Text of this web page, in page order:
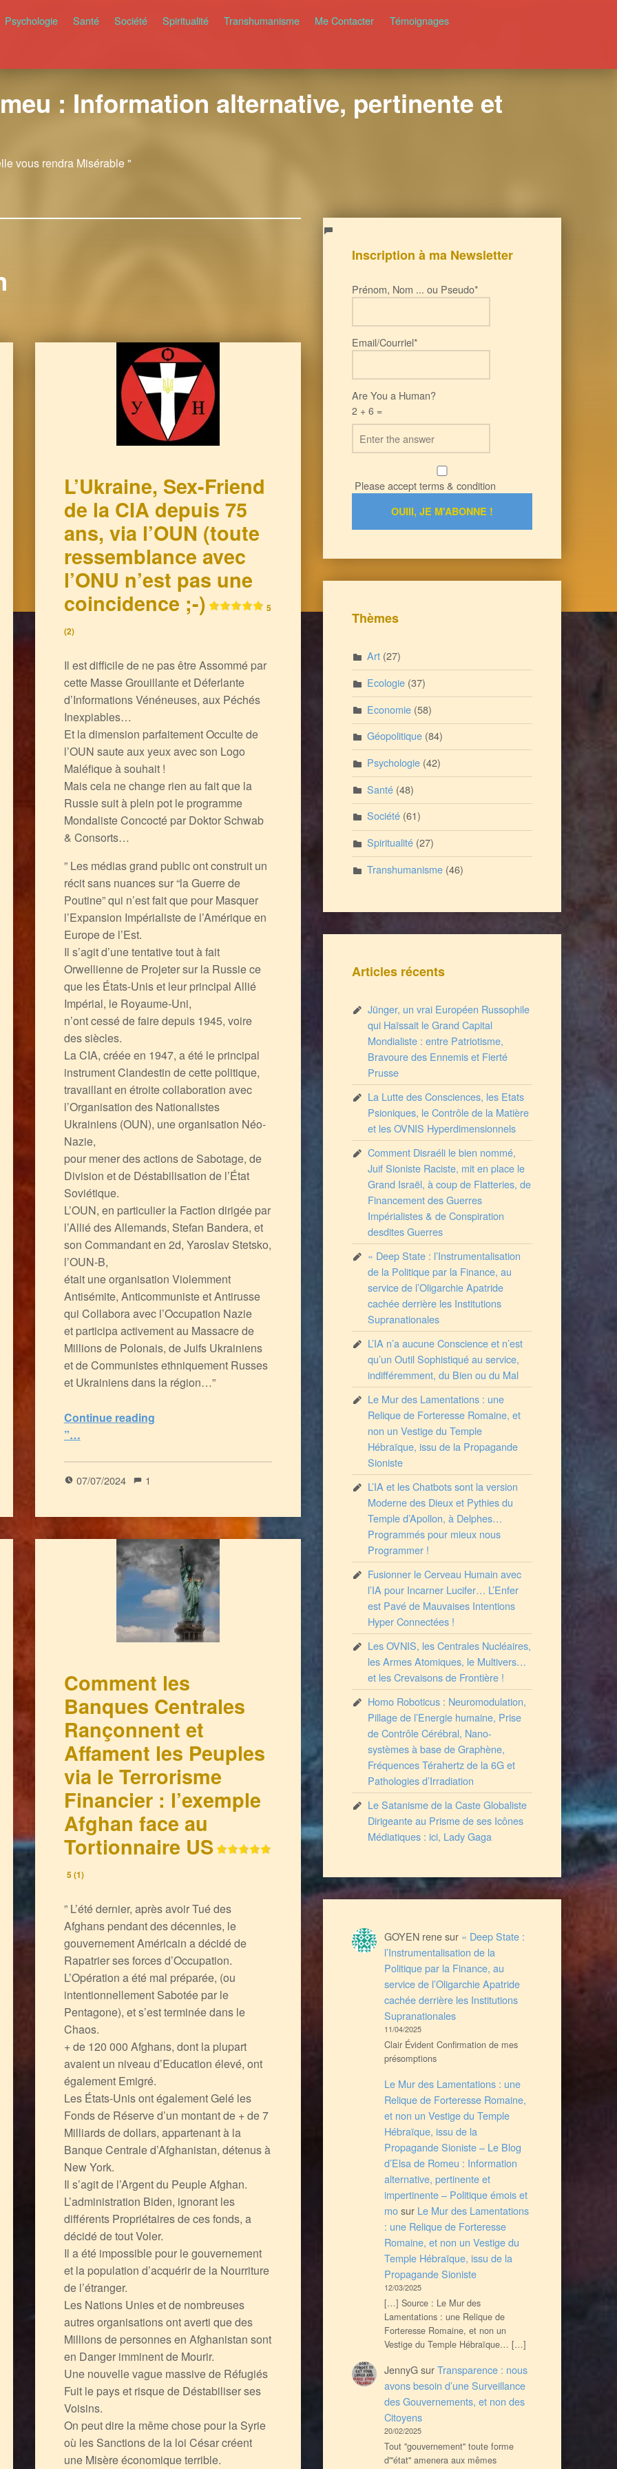
Psychologie Santé Société Spiritualité Transhumanisme Me Contacter Témoignages
: Information alternative, pertinente et
vous rendra Misérable "
L’Ukraine, Sex-Friend
de la CIA depuis 75
ans, via l’OUN (toute
ressemblance avec
l’ONU n’est pas une
coincidence ;-)
5
(2)
Il est difficile de ne pas être Assommé par
cette Masse Grouillante et Déferlante
d’Informations Vénéneuses, aux Péchés
Inexpiables…
Et la dimension parfaitement Occulte de
l’OUN saute aux yeux avec son Logo
Maléfique à souhait !
Mais cela ne change rien au fait que la
Russie suit à plein pot le programme
Mondaliste Concocté par Doktor Schwab
& Consorts…
” Les médias grand public ont construit un
récit sans nuances sur “la Guerre de
Poutine” qui n’est fait que pour Masquer
l’Expansion Impérialiste de l’Amérique en
Europe de l’Est.
Il s’agit d’une tentative tout à fait
Orwellienne de Projeter sur la Russie ce
que les États-Unis et leur principal Allié
Impérial, le Royaume-Uni,
n’ont cessé de faire depuis 1945, voire
des siècles.
La CIA, créée en 1947, a été le principal
instrument Clandestin de cette politique,
travaillant en étroite collaboration avec
l’Organisation des Nationalistes
Ukrainiens (OUN), une organisation Néo-
Nazie,
pour mener des actions de Sabotage, de
Division et de Déstabilisation de l’État
Soviétique.
L’OUN, en particulier la Faction dirigée par
l’Allié des Allemands, Stefan Bandera, et
son Commandant en 2d, Yaroslav Stetsko,
l’OUN-B,
était une organisation Violemment
Antisémite, Anticommuniste et Antirusse
qui Collabora avec l’Occupation Nazie
et participa activement au Massacre de
Millions de Polonais, de Juifs Ukrainiens
et de Communistes ethniquement Russes
et Ukrainiens dans la région…”
Continue reading“L’Ukraine, Sex-Friend de la CIA depuis 75 ans, via l’OUN (toute ressemblance avec l’ONU n’est pas une coincidence 😉
”…
07/07/2024 1
Comment les
Banques Centrales
Rançonnent et
Affament les Peuples
via le Terrorisme
Financier : l’exemple
Afghan face au
Tortionnaire US
5 (1)
” L’été dernier, après avoir Tué des
Afghans pendant des décennies, le
gouvernement Américain a décidé de
Rapatrier ses forces d’Occupation.
L’Opération a été mal préparée, (ou
intentionnellement Sabotée par le
Pentagone), et s’est terminée dans le
Chaos.
+ de 120 000 Afghans, dont la plupart
avaient un niveau d’Education élevé, ont
également Emigré.
Les États-Unis ont également Gelé les
Fonds de Réserve d’un montant de + de 7
Milliards de dollars, appartenant à la
Banque Centrale d’Afghanistan, détenus à
New York.
Il s’agit de l’Argent du Peuple Afghan.
L’administration Biden, ignorant les
différents Propriétaires de ces fonds, a
décidé de tout Voler.
Il a été impossible pour le gouvernement
et la population d’acquérir de la Nourriture
de l’étranger.
Les Nations Unies et de nombreuses
autres organisations ont averti que des
Millions de personnes en Afghanistan sont
en Danger imminent de Mourir.
Une nouvelle vague massive de Réfugiés
Fuit le pays et risque de Déstabiliser ses
Voisins.
On peut dire la même chose pour la Syrie
où les Sanctions de la loi César créent
une Misère économique terrible.
Inscription à ma Newsletter
Prénom, Nom ... ou Pseudo*
Email/Courriel*
Are You a Human?
2 + 6 =
Please accept terms & condition
Thèmes
Art(27)
Ecologie(37)
Economie(58)
Géopolitique(84)
Psychologie(42)
Santé(48)
Société(61)
Spiritualité(27)
Transhumanisme(46)
Articles récents
Jünger, un vrai Européen Russophile
qui Haïssait le Grand Capital
Mondialiste : entre Patriotisme,
Bravoure des Ennemis et Fierté
Prusse
La Lutte des Consciences, les Etats
Psioniques, le Contrôle de la Matière
et les OVNIS Hyperdimensionnels
Comment Disraéli le bien nommé,
Juif Sioniste Raciste, mit en place le
Grand Israël, à coup de Flatteries, de
Financement des Guerres
Impérialistes & de Conspiration
desdites Guerres
« Deep State : l’Instrumentalisation
de la Politique par la Finance, au
service de l’Oligarchie Apatride
cachée derrière les Institutions
Supranationales
L’IA n’a aucune Conscience et n’est
qu’un Outil Sophistiqué au service,
indifféremment, du Bien ou du Mal
Le Mur des Lamentations : une
Relique de Forteresse Romaine, et
non un Vestige du Temple
Hébraïque, issu de la Propagande
Sioniste
L’IA et les Chatbots sont la version
Moderne des Dieux et Pythies du
Temple d’Apollon, à Delphes…
Programmés pour mieux nous
Programmer !
Fusionner le Cerveau Humain avec
l’IA pour Incarner Lucifer… L’Enfer
est Pavé de Mauvaises Intentions
Hyper Connectées !
Les OVNIS, les Centrales Nucléaires,
les Armes Atomiques, le Multivers…
et les Crevaisons de Frontière !
Homo Roboticus : Neuromodulation,
Pillage de l’Energie humaine, Prise
de Contrôle Cérébral, Nano-
systèmes à base de Graphène,
Fréquences Térahertz de la 6G et
Pathologies d’Irradiation
Le Satanisme de la Caste Globaliste
Dirigeante au Prisme de ses Icônes
Médiatiques : ici, Lady Gaga
GOYEN renesur « Deep State :
l’Instrumentalisation de la
Politique par la Finance, au
service de l’Oligarchie Apatride
cachée derrière les Institutions
Supranationales
11/04/2025
Clair Évident Confirmation de mes
présomptions
Le Mur des Lamentations : une
Relique de Forteresse Romaine,
et non un Vestige du Temple
Hébraïque, issu de la
Propagande Sioniste – Le Blog
d’Elsa de Romeu : Information
alternative, pertinente et
impertinente – Politique émois et
mosur Le Mur des Lamentations
: une Relique de Forteresse
Romaine, et non un Vestige du
Temple Hébraïque, issu de la
Propagande Sioniste
12/03/2025
[…] Source : Le Mur des
Lamentations : une Relique de
Forteresse Romaine, et non un
Vestige du Temple Hébraïque… […]
JennyGsurTransparence : nous
avons besoin d’une Surveillance
des Gouvernements, et non des
Citoyens
20/02/2025
Tout ''gouvernement'' toute forme
d'''état'' amenera aux mêmes